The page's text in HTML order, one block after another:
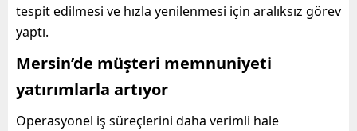
tespit edilmesi ve hızla yenilenmesi için aralıksız görev
yaptı.
Mersin’de müşteri memnuniyeti
yatırımlarla artıyor
Operasyonel iş süreçlerini daha verimli hale